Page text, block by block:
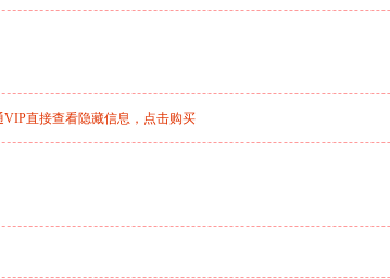
直接查看隐藏信息， 点击购买